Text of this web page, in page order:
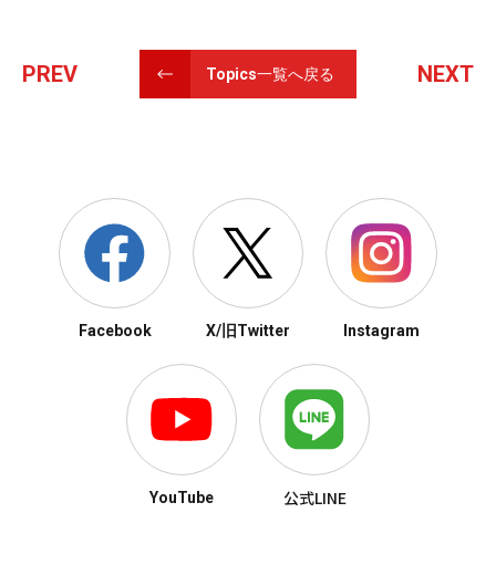
PREV Topics一覧へ戻る NEXT
Facebook X/旧Twitter Instagram
YouTube 公式LINE